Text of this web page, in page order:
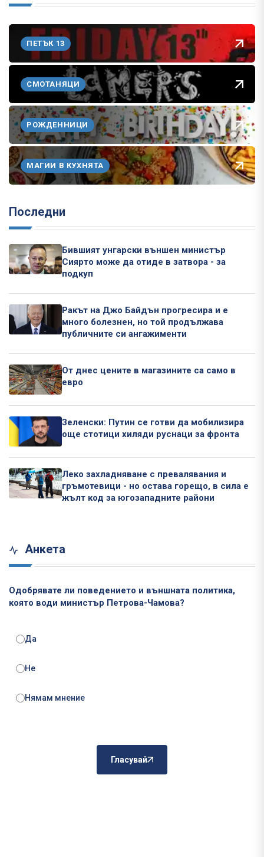
ПЕТЪК 13
СМОТАНЯЦИ
РОЖДЕННИЦИ
МАГИИ В КУХНЯТА
Последни
Бившият унгарски външен министър
Сиярто може да отиде в затвора - за
подкуп
Ракът на Джо Байдън прогресира и е
много болезнен, но той продължава
публичните си ангажименти
От днес цените в магазините са само в
евро
Зеленски: Путин се готви да мобилизира
още стотици хиляди руснаци за фронта
Леко захладняване с превалявания и
гръмотевици - но остава горещо, в сила е
жълт код за югозападните райони
Анкета
Одобрявате ли поведението и външната политика,
която води министър Петрова-Чамова?
Да
Не
Нямам мнение
Гласувай